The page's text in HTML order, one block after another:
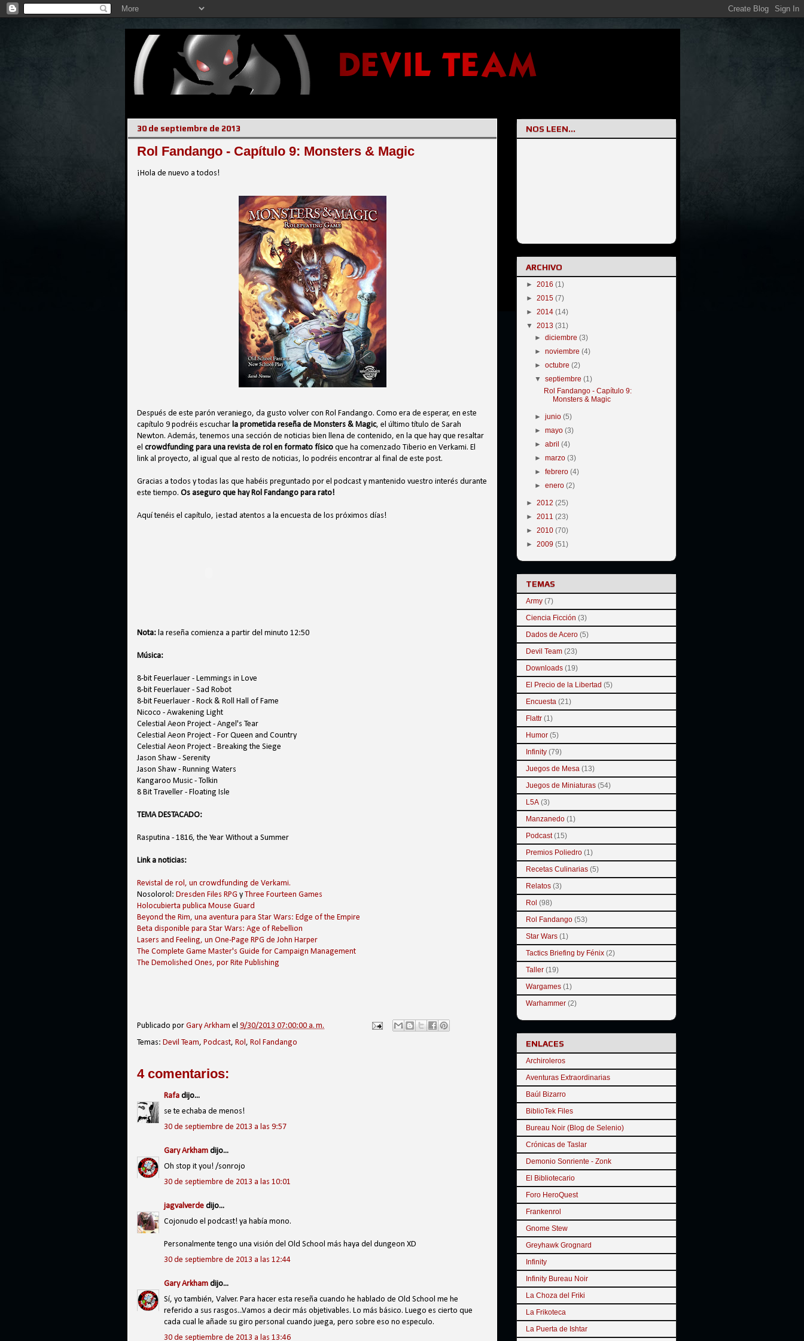
30 de septiembre de 2013
Rol Fandango - Capítulo 9: Monsters & Magic
¡Hola de nuevo a todos!
Después de este parón veraniego, da gusto volver con Rol Fandango. Como era de esperar, en este
capítulo 9 podréis escuchar la prometida reseña de Monsters & Magic, el último título de Sarah
Newton. Además, tenemos una sección de noticias bien llena de contenido, en la que hay que resaltar
el crowdfunding para una revista de rol en formato físico que ha comenzado Tiberio en Verkami. El
link al proyecto, al igual que al resto de noticias, lo podréis encontrar al final de este post.
Gracias a todos y todas las que habéis preguntado por el podcast y mantenido vuestro interés durante
este tiempo. Os aseguro que hay Rol Fandango para rato!
Aquí tenéis el capítulo, ¡estad atentos a la encuesta de los próximos días!
Nota: la reseña comienza a partir del minuto 12:50
Música:
8-bit Feuerlauer - Lemmings in Love
8-bit Feuerlauer - Sad Robot
8-bit Feuerlauer - Rock & Roll Hall of Fame
Nicoco - Awakening Light
Celestial Aeon Project - Angel's Tear
Celestial Aeon Project - For Queen and Country
Celestial Aeon Project - Breaking the Siege
Jason Shaw - Serenity
Jason Shaw - Running Waters
Kangaroo Music - Tolkin
8 Bit Traveller - Floating Isle
TEMA DESTACADO:
Rasputina - 1816, the Year Without a Summer
Link a noticias:
Revistal de rol, un crowdfunding de Verkami.
Nosolorol: Dresden Files RPG y Three Fourteen Games
Holocubierta publica Mouse Guard
Beyond the Rim, una aventura para Star Wars: Edge of the Empire
Beta disponible para Star Wars: Age of Rebellion
Lasers and Feeling, un One-Page RPG de John Harper
The Complete Game Master's Guide for Campaign Management
The Demolished Ones, por Rite Publishing
Publicado por Gary Arkham el 9/30/2013 07:00:00 a. m.
Temas: Devil Team, Podcast, Rol, Rol Fandango
4 comentarios:
Rafa dijo...
se te echaba de menos!
30 de septiembre de 2013 a las 9:57
Gary Arkham dijo...
Oh stop it you! /sonrojo
30 de septiembre de 2013 a las 10:01
jagvalverde dijo...
Cojonudo el podcast! ya había mono.
Personalmente tengo una visión del Old School más haya del dungeon XD
30 de septiembre de 2013 a las 12:44
Gary Arkham dijo...
Sí, yo también, Valver. Para hacer esta reseña cuando he hablado de Old School me he
referido a sus rasgos...Vamos a decir más objetivables. Lo más básico. Luego es cierto que
cada cual le añade su giro personal cuando juega, pero sobre eso no especulo.
30 de septiembre de 2013 a las 13:46
NOS LEEN...
ARCHIVO
► 2016 (1)
► 2015 (7)
► 2014 (14)
▼ 2013 (31)
►diciembre(3)
►noviembre(4)
►octubre(2)
▼septiembre(1)
Rol Fandango - Capítulo 9:
Monsters & Magic
►junio(5)
►mayo(3)
►abril(4)
►marzo(3)
►febrero(4)
►enero(2)
► 2012 (25)
► 2011 (23)
► 2010 (70)
► 2009 (51)
TEMAS
Army (7)
Ciencia Ficción (3)
Dados de Acero (5)
Devil Team (23)
Downloads (19)
El Precio de la Libertad (5)
Encuesta (21)
Flattr (1)
Humor (5)
Infinity (79)
Juegos de Mesa (13)
Juegos de Miniaturas (54)
L5A (3)
Manzanedo (1)
Podcast (15)
Premios Poliedro (1)
Recetas Culinarias (5)
Relatos (3)
Rol (98)
Rol Fandango (53)
Star Wars (1)
Tactics Briefing by Fénix (2)
Taller (19)
Wargames (1)
Warhammer (2)
ENLACES
Archiroleros
Aventuras Extraordinarias
Baúl Bizarro
BiblioTek Files
Bureau Noir (Blog de Selenio)
Crónicas de Taslar
Demonio Sonriente - Zonk
El Bibliotecario
Foro HeroQuest
Frankenrol
Gnome Stew
Greyhawk Grognard
Infinity
Infinity Bureau Noir
La Choza del Friki
La Frikoteca
La Puerta de Ishtar